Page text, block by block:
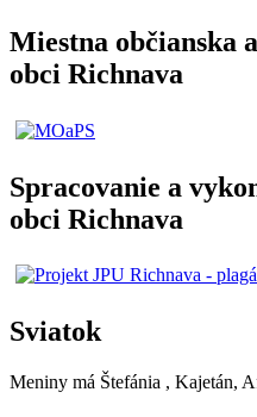
Miestna občianska
obci Richnava
Spracovanie a
obci Richnava
Sviatok
Meniny má Štefánia , Kajetán,